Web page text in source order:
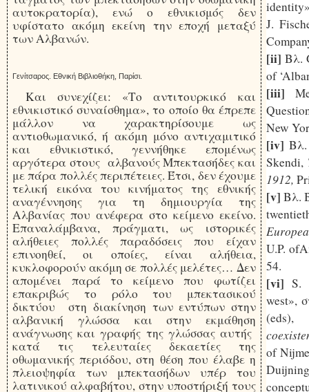
αυτοκρατορία), ενώ ο εθνικισμός δεν
υφίστατο ακόμη εκείνη την εποχή μεταξύ
των Αλβανών.
Γενίτσαρος. Εθνική Βιβλιοθήκη, Παρίσι.
Και συνεχίζει: «Το αντιτουρκικό και
εθνικιστικό συναίσθημα», το οποίο θα έπρεπε
μάλλον να χαρακτηρίσουμε ως
αντιοθωμανικό, ή ακόμη μόνο αντιχαμιτικό
και εθνικιστικό, γεννήθηκε επομένως
αργότερα στους αλβανούς Μπεκτασήδες και
με πάρα πολλές περιπέτειες. Έτσι, δεν έχουμε
τελική εικόνα του κινήματος της εθνικής
αναγέννησης για τη δημιουργία της
Αλβανίας που ανέφερα στο κείμενο εκείνο.
Επαναλάμβανα, πράγματι, ως ιστορικές
αλήθειες πολλές παραδόσεις που είχαν
επινοηθεί, οι οποίες, είναι αλήθεια,
κυκλοφορούν ακόμη σε πολλές μελέτες… Δεν
απομένει παρά το κείμενο που φωτίζει
επακριβώς το ρόλο του μπεκτασικού
δικτύου στη διακίνηση των εντύπων στην
αλβανική γλώσσα και στην εκμάθηση
ανάγνωσης και γραφής της γλώσσας αυτής
κατά τις τελευταίες δεκαετίες της
οθωμανικής περιόδου, στη θέση που έλαβε η
πλειοψηφία των μπεκτασήδων υπέρ του
λατινικού αλφαβήτου, στην υποστήριξή τους
J.
[ii] Βλ.
of
[iii]
New
[iv] Βλ
Skendi,
1912,
[v] Βλ.
U.P.
54.
[vi] S.
west»,
of